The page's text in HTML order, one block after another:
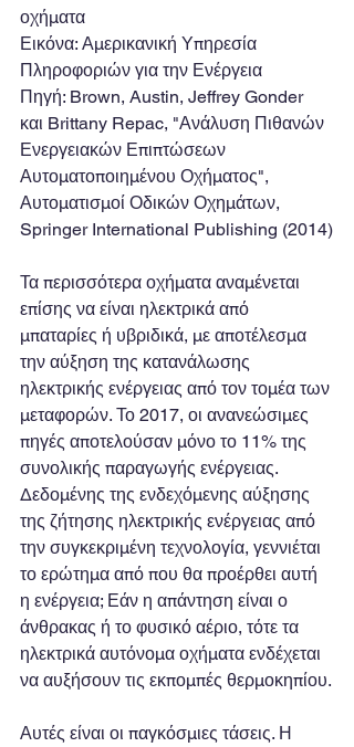
οχήματα
Εικόνα: Αμερικανική Υπηρεσία
Πληροφοριών για την Ενέργεια
Πηγή: Brown, Austin, Jeffrey Gonder
και Brittany Repac, "Ανάλυση Πιθανών
Ενεργειακών Επιπτώσεων
Αυτοματοποιημένου Οχήματος",
Αυτοματισμοί Οδικών Οχημάτων,
Springer International Publishing (2014)
Τα περισσότερα οχήματα αναμένεται
επίσης να είναι ηλεκτρικά από
μπαταρίες ή υβριδικά, με αποτέλεσμα
την αύξηση της κατανάλωσης
ηλεκτρικής ενέργειας από τον τομέα των
μεταφορών. Το 2017, οι ανανεώσιμες
πηγές αποτελούσαν μόνο το 11% της
συνολικής παραγωγής ενέργειας.
Δεδομένης της ενδεχόμενης αύξησης
της ζήτησης ηλεκτρικής ενέργειας από
την συγκεκριμένη τεχνολογία, γεννιέται
το ερώτημα από που θα προέρθει αυτή
η ενέργεια; Εάν η απάντηση είναι ο
άνθρακας ή το φυσικό αέριο, τότε τα
ηλεκτρικά αυτόνομα οχήματα ενδέχεται
να αυξήσουν τις εκπομπές θερμοκηπίου.
Αυτές είναι οι παγκόσμιες τάσεις. Η